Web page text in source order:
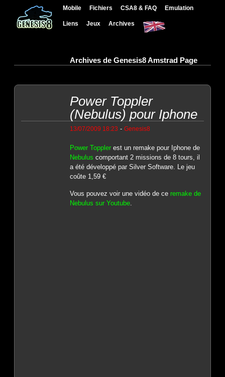
Mobile Fichiers CSA8 & FAQ Emulation
Liens Jeux Archives
Archives de Genesis8 Amstrad Page
Power Toppler
(Nebulus) pour Iphone
13/07/2009 18:23 - Genesis8
Power Topplerest un remake pour Iphone de
Nebulus comportant 2 missions de 8 tours, il
a été développé par Silver Software. Le jeu
coûte 1,59 €
Vous pouvez voir une vidéo de ce remake de
Nebulus sur Youtube.